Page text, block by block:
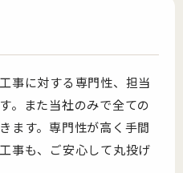
事に対する専門性、担当
。また当社のみで全ての
ます。専門性が高く手間
事も、ご安心して丸投げ